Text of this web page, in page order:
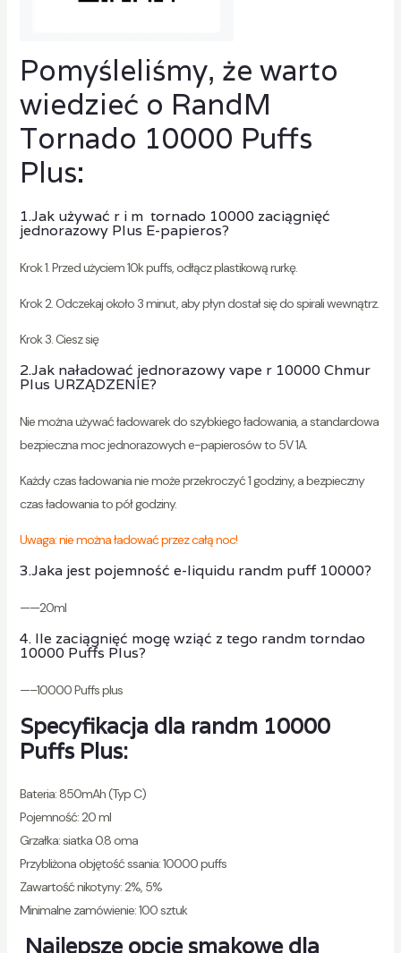
Pomyśleliśmy, że warto
wiedzieć o RandM
Tornado 10000 Puffs
Plus:
1.Jak używać r i m tornado 10000 zaciągnięć
jednorazowy Plus E-papieros?
Krok 1. Przed użyciem 10k puffs, odłącz plastikową rurkę.
Krok 2. Odczekaj około 3 minut, aby płyn dostał się do spirali wewnątrz.
Krok 3. Ciesz się
2.Jak naładować jednorazowy vape r10000 Chmur
Plus URZĄDZENIE?
Nie można używać ładowarek do szybkiego ładowania, a standardowa
bezpieczna moc jednorazowych e-papierosów to 5V 1A.
Każdy czas ładowania nie może przekroczyć 1 godziny, a bezpieczny
czas ładowania to pół godziny.
Uwaga: nie można ładować przez całą noc!
3.Jaka jest pojemność e-liquidu randm puff 10000?
——20ml
4. Ile zaciągnięć mogę wziąć z tego randm torndao
10000 Puffs Plus?
—–10000 Puffs plus
Specyfikacja dla randm 10000
Puffs Plus:
Bateria: 850mAh (Typ C)
Pojemność: 20 ml
Grzałka: siatka 0.8 oma
Przybliżona objętość ssania: 10000 puffs
Zawartość nikotyny: 2%, 5%
Minimalne zamówienie: 100 sztuk
Najlepsze opcje smakowe dla